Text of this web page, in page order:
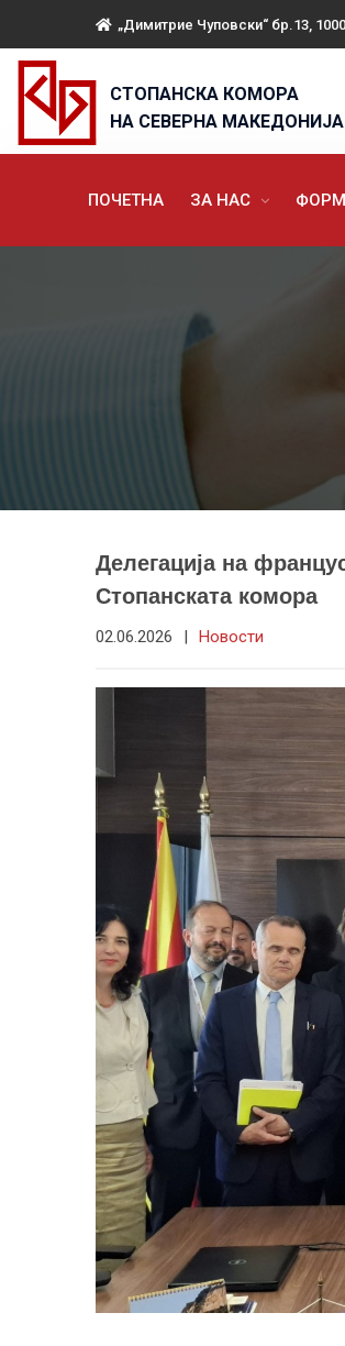
„Димитрие Чуповски“ бр.13,
СТОПАНСКА КОМОРА
НА СЕВЕРНА МАКЕДОНИЈА
ПОЧЕТНА ЗА НАС
Делегација на
Стопанската комора
02.06.2026 | Новости